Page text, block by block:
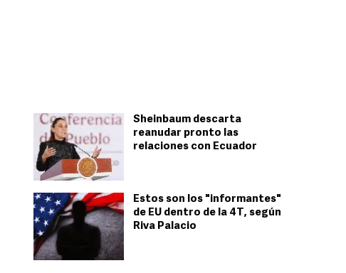
Sheinbaum descarta
reanudar pronto las
relaciones con Ecuador
Estos son los "informantes"
de EU dentro de la 4T, según
Riva Palacio